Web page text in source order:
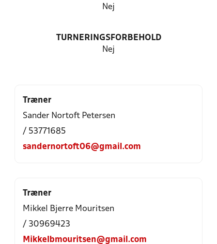
Nej
TURNERINGSFORBEHOLD
Nej
Træner
Sander Nortoft Petersen
/ 53771685
sandernortoft06@gmail.com
Træner
Mikkel Bjerre Mouritsen
/ 30969423
Mikkelbmouritsen@gmail.com